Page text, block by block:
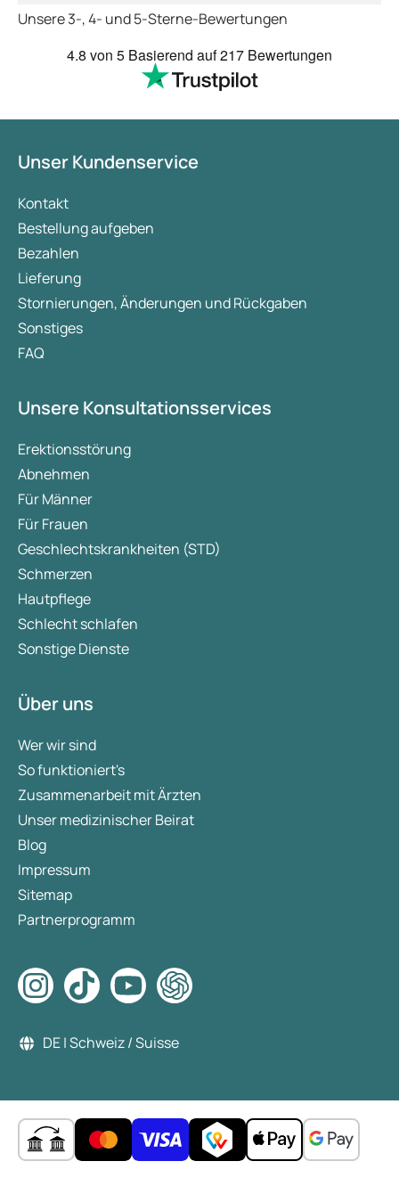
Unsere 3-, 4- und 5-Sterne-Bewertungen
4.8 von 5 Basierend auf217 Bewertungen
Unser Kundenservice
Kontakt
Bestellung aufgeben
Bezahlen
Lieferung
Stornierungen, Änderungen und Rückgaben
Sonstiges
FAQ
Unsere Konsultationsservices
Erektionsstörung
Abnehmen
Für Männer
Für Frauen
Geschlechtskrankheiten (STD)
Schmerzen
Hautpflege
Schlecht schlafen
Sonstige Dienste
Über uns
Wer wir sind
So funktioniert's
Zusammenarbeit mit Ärzten
Unser medizinischer Beirat
Blog
Impressum
Sitemap
Partnerprogramm
DE | Schweiz / Suisse